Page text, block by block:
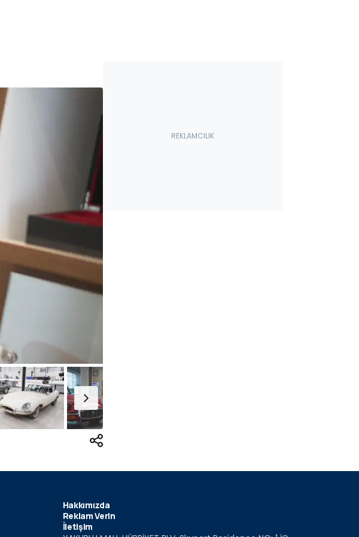
Hakkımızda
Reklam Verin
İletişim